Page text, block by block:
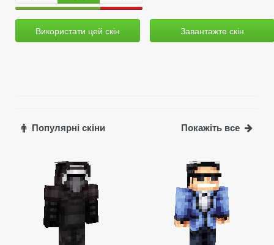
Використати цей скін Завантажте скін
Популярні скіни Покажіть все